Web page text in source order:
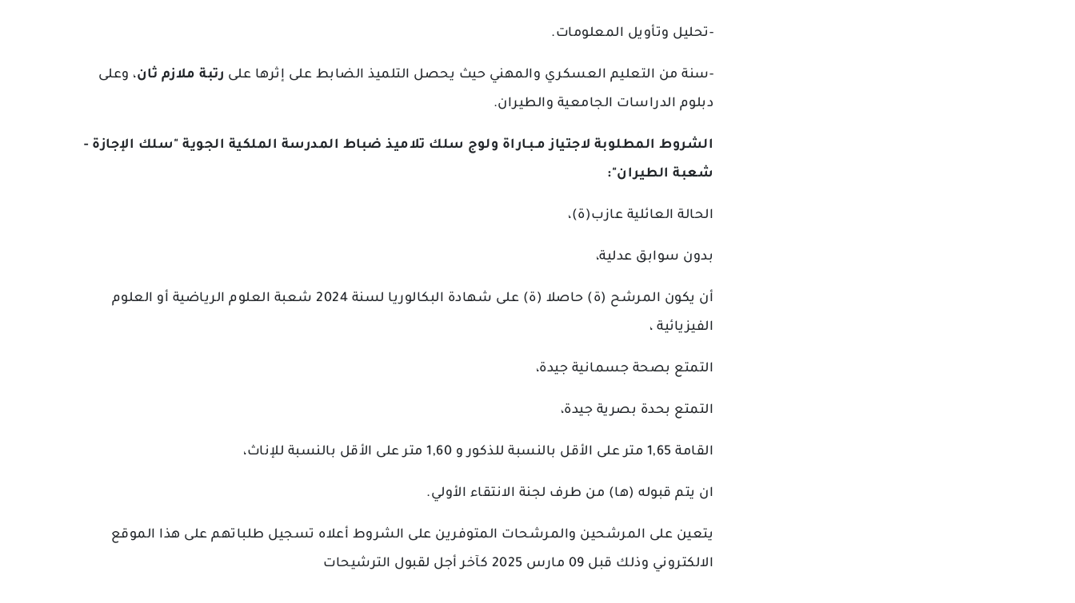
-تحليل وتأويل المعلومات.
-سنة من التعليم العسكري والمهني حيث يحصل التلميذ الضابط على إثرها على رتبة ملازم ثان، وعلى
دبلوم الدراسات الجامعية والطيران.
الشروط المطلوبة لاجتياز مـبـاراة ولوج سلك تلاميذ ضباط المدرسة الملكية الجوية "سلك الإجازة -
شعبة الطيران":
الحالة العائلية عازب(ة)،
بدون سوابق عدلية،
أن يكون المرشح (ة) حاصلا (ة) على شهادة البكالوريا لسنة 2024 شعبة العلوم الرياضية أو العلوم
الفيزيائية ،
التمتع بصحة جسمانية جيدة،
التمتع بحدة بصرية جيدة،
القامة 1,65 متر على الأقل بالنسبة للذكور و 1,60 متر على الأقل بالنسبة للإناث،
ان يتم قبوله (ها) من طرف لجنة الانتقاء الأولي.
يتعين على المرشحين والمرشحات المتوفرين على الشروط أعلاه تسجيل طلباتهم على هذا الموقع
الالكتروني وذلك قبل 09 مارس 2025 كآخر أجل لقبول الترشيحات